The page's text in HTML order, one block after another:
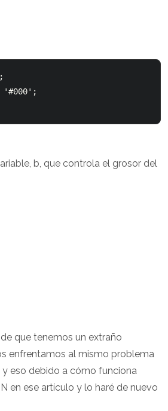
'#000';
b, que controla el grosor del
que tenemos un extraño
enfrentamos al mismo problema
y eso debido a cómo funciona
en ese artículo y lo haré de nuevo